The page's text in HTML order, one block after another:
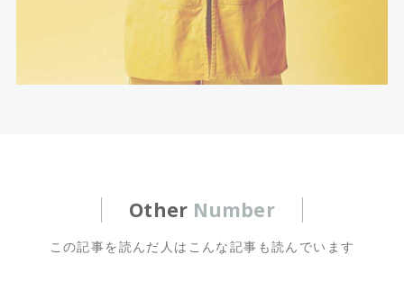
Other Number
この記事を読んだ人はこんな記事も読んでいます